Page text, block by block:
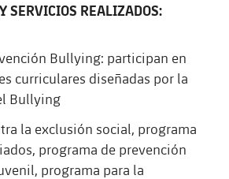
SERVICIOS REALIZADOS:
Bullying: participan en
curriculares diseñadas por la
Bullying
la exclusión social, programa
programa de prevención
programa para la